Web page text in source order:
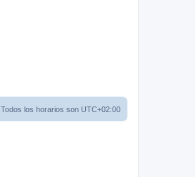
Todos los horarios son UTC+02:00